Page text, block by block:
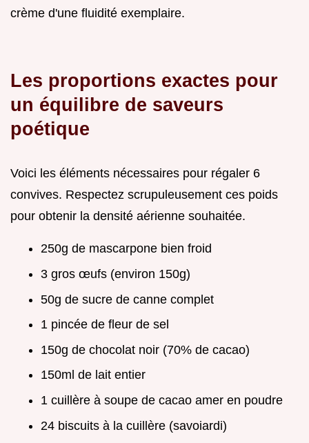
crème d'une fluidité exemplaire.
Les proportions exactes pour
un équilibre de saveurs
poétique
Voici les éléments nécessaires pour régaler 6
convives. Respectez scrupuleusement ces poids
pour obtenir la densité aérienne souhaitée.
250g de mascarpone bien froid
3 gros œufs (environ 150g)
50g de sucre de canne complet
1 pincée de fleur de sel
150g de chocolat noir (70% de cacao)
150ml de lait entier
1 cuillère à soupe de cacao amer en poudre
24 biscuits à la cuillère (savoiardi)